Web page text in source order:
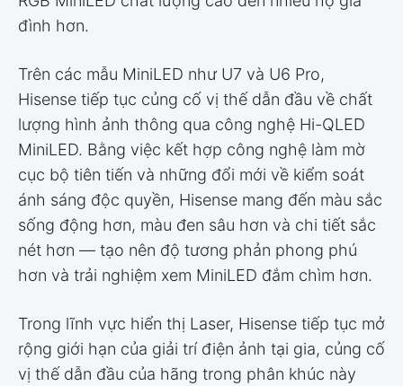
đình hơn.
Trên các mẫu MiniLED như U7 và U6 Pro,
Hisense tiếp tục củng cố vị thế dẫn đầu về chất
lượng hình ảnh thông qua công nghệ Hi-QLED
MiniLED. Bằng việc kết hợp công nghệ làm mờ
cục bộ tiên tiến và những đổi mới về kiểm soát
ánh sáng độc quyền, Hisense mang đến màu sắc
sống động hơn, màu đen sâu hơn và chi tiết sắc
nét hơn — tạo nên độ tương phản phong phú
hơn và trải nghiệm xem MiniLED đắm chìm hơn.
Trong lĩnh vực hiển thị Laser, Hisense tiếp tục mở
rộng giới hạn của giải trí điện ảnh tại gia, củng cố
vị thế dẫn đầu của hãng trong phân khúc này